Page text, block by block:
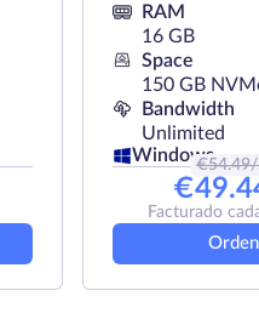
RAM
16 GB
Space
150 GB
Bandwidth
Unlimited
Windows
€54.49/
€
Facturado